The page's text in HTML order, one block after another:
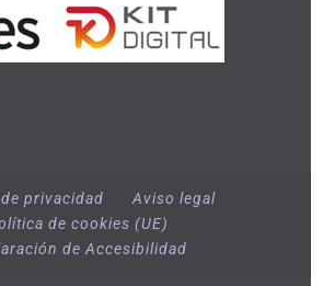
privacidad
Aviso legal
de cookies (UE)
de Accesibilidad